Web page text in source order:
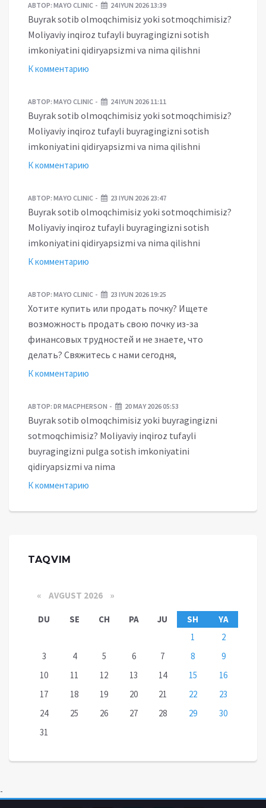
АВТОР: MAYO CLINIC 24 IYUN 2026 13:39
Buyrak sotib olmoqchimisiz yoki sotmoqchimisiz?
Moliyaviy inqiroz tufayli buyragingizni sotish
imkoniyatini qidiryapsizmi va nima qilishni
К комментарию
АВТОР: MAYO CLINIC 24 IYUN 2026 11:11
Buyrak sotib olmoqchimisiz yoki sotmoqchimisiz?
Moliyaviy inqiroz tufayli buyragingizni sotish
imkoniyatini qidiryapsizmi va nima qilishni
К комментарию
АВТОР: MAYO CLINIC 23 IYUN 2026 23:47
Buyrak sotib olmoqchimisiz yoki sotmoqchimisiz?
Moliyaviy inqiroz tufayli buyragingizni sotish
imkoniyatini qidiryapsizmi va nima qilishni
К комментарию
АВТОР: MAYO CLINIC 23 IYUN 2026 19:25
Хотите купить или продать почку? Ищете
возможность продать свою почку из-за
финансовых трудностей и не знаете, что
делать? Свяжитесь с нами сегодня,
К комментарию
АВТОР: DR MACPHERSON 20 MAY 2026 05:53
Buyrak sotib olmoqchimisiz yoki buyragingizni
sotmoqchimisiz? Moliyaviy inqiroz tufayli
buyragingizni pulga sotish imkoniyatini
qidiryapsizmi va nima
К комментарию
TAQVIM
« AVGUST 2026 »
DU SE CH PA JU SH
YA
1
2
3
4 5 6 7 8
9
10
11 12 13 14 15
16
17
18 19 20 21 22
23
24
25 26 27 28 29
30
31
-